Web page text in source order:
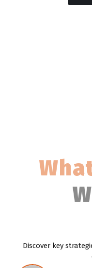
Discover key